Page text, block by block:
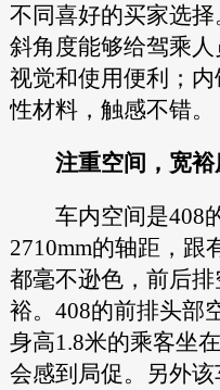
不同喜好的买家选
斜角度能够给驾乘
视觉和使用便利；
性材料，触感不错。
注重空间，宽
车内空间是408
2710mm的轴距，跟
都毫不逊色，前后
裕。408的前排头部
身高1.8米的乘客坐
会感到局促。另外